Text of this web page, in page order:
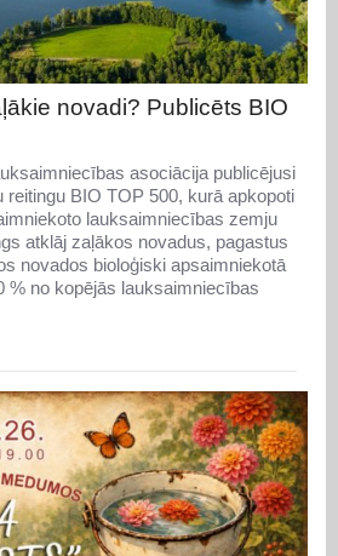
novadi? Publicēts BIO
asociācija publicējusi
reitingu BIO TOP 500, kurā apkopoti
lauksaimniecības zemju
atklāj zaļākos novadus, pagastus
novados bioloģiski apsaimniekotā
% no kopējās lauksaimniecības